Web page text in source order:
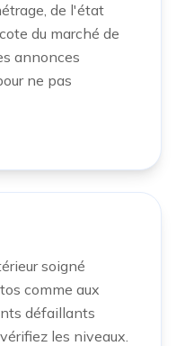
de l'état
du marché de
annonces
ne pas
soigné
comme aux
défaillants
les niveaux.